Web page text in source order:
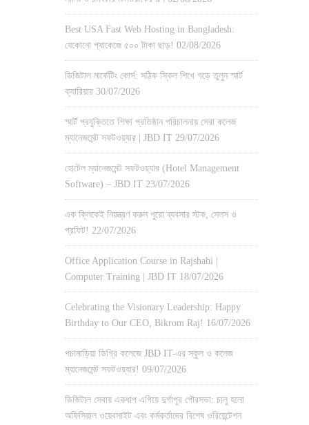
Best USA Fast Web Hosting in Bangladesh:
যেকোনো প্যাকেজে ৫০০ টাকা ছাড়! 02/08/2026
ডিজিটাল মার্কেটিং কোর্স: সঠিক স্কিল শিখে গড়ে তুলুন স্মার্ট
ক্যারিয়ার 30/07/2026
স্মার্ট প্রযুক্তিতে শিক্ষা প্রতিষ্ঠান পরিচালনায় সেরা কলেজ
ম্যানেজমেন্ট সফটওয়্যার | JBD IT 29/07/2026
হোটেল ম্যানেজমেন্ট সফটওয়্যার (Hotel Management
Software) – JBD IT 23/07/2026
এক ক্লিকেই নিয়ন্ত্রণ করুন পুরো ব্যবসার স্টক, সেলস ও
প্রফিট! 22/07/2026
Office Application Course in Rajshahi |
Computer Training | JBD IT 18/07/2026
Celebrating the Visionary Leadership: Happy
Birthday to Our CEO, Bikrom Raj! 16/07/2026
পচামাড়িয়া ডিগ্রি কলেজে JBD IT-এর স্কুল ও কলেজ
ম্যানেজমেন্ট সফটওয়্যার! 09/07/2026
ডিজিটাল সেবায় একধাপ এগিয়ে দুর্গাপুর পৌরসভা: চালু হলো
অফিসিয়াল ওয়েবসাইট এবং কর্মকর্তাদের বিশেষ ওরিয়েন্টেশন